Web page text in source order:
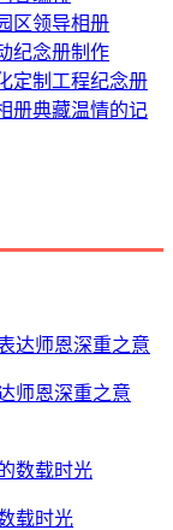
区领导相册
纪念册制作
定制工程纪念册
册典藏温情的记
师恩深重之意
载时光